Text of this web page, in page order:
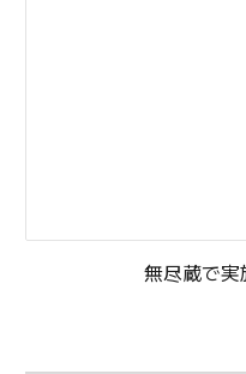
無尽蔵で